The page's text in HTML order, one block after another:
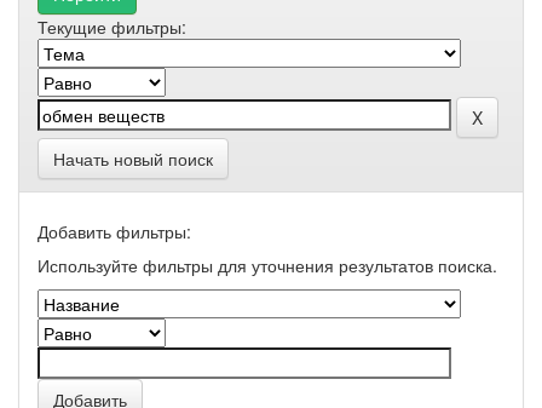
Текущие фильтры:
Начать новый поиск
Добавить фильтры:
Используйте фильтры для уточнения результатов поиска.